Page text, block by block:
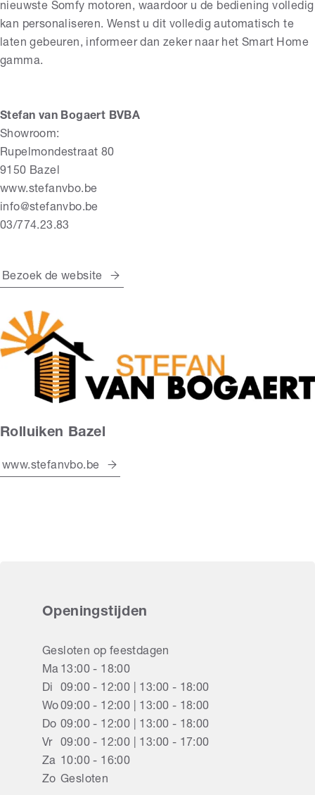
nieuwste Somfy motoren, waardoor u de bediening volledig
kan personaliseren. Wenst u dit volledig automatisch te
laten gebeuren, informeer dan zeker naar het Smart Home
gamma.
Stefan van Bogaert BVBA
Showroom:
Rupelmondestraat 80
9150 Bazel
www.stefanvbo.be
info@stefanvbo.be
03/774.23.83
Bezoek de website
Rolluiken Bazel
www.stefanvbo.be
Openingstijden
Gesloten op feestdagen
Ma 13:00 - 18:00
Di
09:00 - 12:00 | 13:00 - 18:00
Wo09:00 - 12:00 | 13:00 - 18:00
Do 09:00 - 12:00 | 13:00 - 18:00
Vr
09:00 - 12:00 | 13:00 - 17:00
Za
10:00 - 16:00
Zo Gesloten